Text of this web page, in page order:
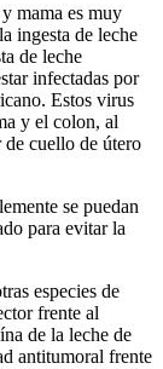
mama es muy
ingesta de leche
de leche
infectadas por
Estos virus
y el colon, al
cuello de útero
se puedan
para evitar la
especies de
frente al
de la leche de
antitumoral frente